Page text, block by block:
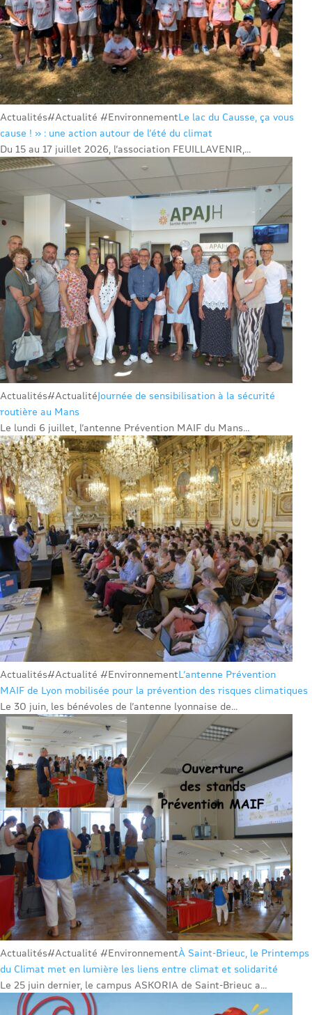
Actualités#Actualité #EnvironnementLe lac du Causse, ça vous
cause ! » : une action autour de l’été du climat
Du 15 au 17 juillet 2026, l’association FEUILLAVENIR,...
Actualités#ActualitéJournée de sensibilisation à la sécurité
routière au Mans
Le lundi 6 juillet, l’antenne Prévention MAIF du Mans...
Actualités#Actualité #EnvironnementL’antenne Prévention
MAIF de Lyon mobilisée pour la prévention des risques climatiques
Le 30 juin, les bénévoles de l’antenne lyonnaise de...
Actualités#Actualité #EnvironnementÀ Saint-Brieuc, le Printemps
du Climat met en lumière les liens entre climat et solidarité
Le 25 juin dernier, le campus ASKORIA de Saint-Brieuc a...